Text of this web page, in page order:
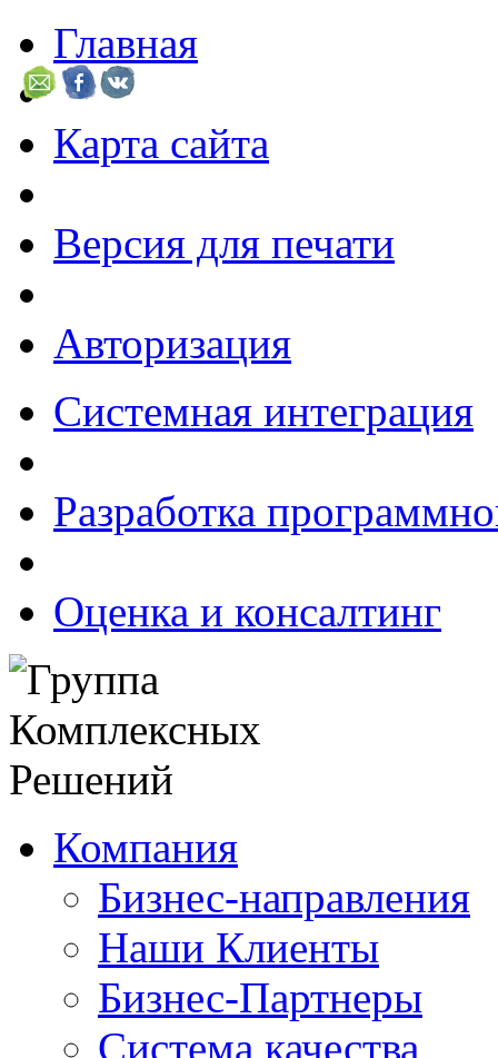
Главная
Карта сайта
Версия для печати
Авторизация
Системная интеграция
Разработка
Оценка и консалтинг
Компания
Бизнес-направления
Наши Клиенты
Бизнес-Партнеры
Система качества